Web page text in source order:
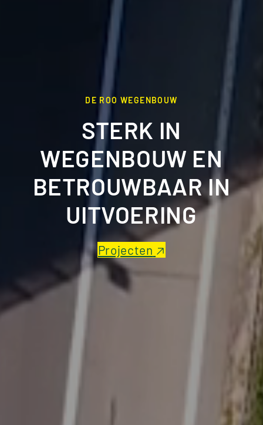
DE ROO WEGENBOUW
STERK IN
WEGENBOUW EN
BETROUWBAAR IN
UITVOERING
Projecten